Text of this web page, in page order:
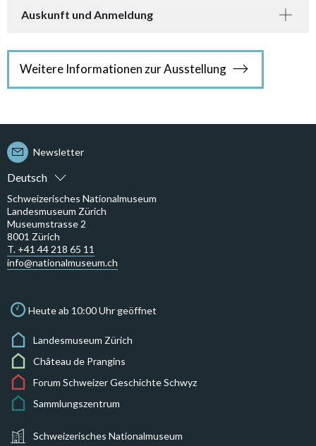
Auskunft und Anmeldung
Weitere Informationen zur Ausstellung
Deutsch
Newsletter
Schweizerisches Nationalmuseum
Landesmuseum Zürich
Museumstrasse 2
8001 Zürich
T. +41 44 218 65 11
info@nationalmuseum.ch
Heute ab 10:00 Uhr geöffnet
Landesmuseum Zürich
Château de Prangins
Forum Schweizer Geschichte Schwyz
Sammlungszentrum
Schweizerisches Nationalmuseum